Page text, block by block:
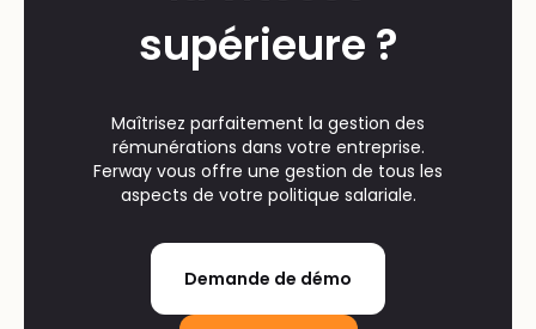
supérieure ?
Maîtrisez parfaitement la gestion des
rémunérations dans votre entreprise.
Ferway vous offre une gestion de tous les
aspects de votre politique salariale.
Demande de démo